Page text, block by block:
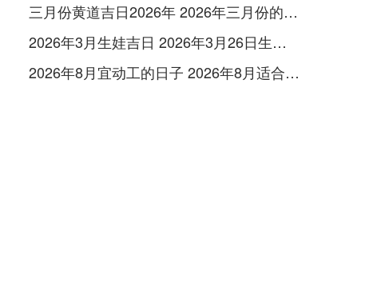
三月份黄道吉日2026年 2026年三月份的黄道吉日查询
2026年3月生娃吉日 2026年3月26日生孩子好吗
2026年8月宜动工的日子 2026年8月适合动工